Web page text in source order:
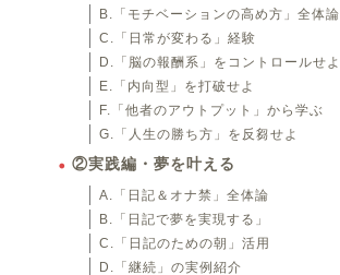
B.「モチベーションの高め方」全体論
C.「日常が変わる」経験
D.「脳の報酬系」をコントロールせよ
E.「内向型」を打破せよ
F.「他者のアウトプット」から学ぶ
G.「人生の勝ち方」を反芻せよ
②実践編・夢を叶える
A.「日記＆オナ禁」全体論
B.「日記で夢を実現する」
C.「日記のための朝」活用
D.「継続」の実例紹介